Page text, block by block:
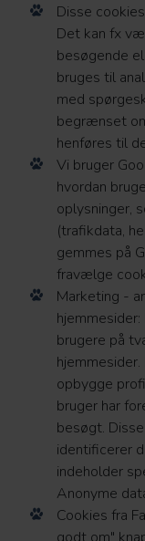
Disse
Det kan fx
besøgende
bruges til
med
begrænset
henføres til
Vi bruger
hvordan
oplysninger,
(trafikdata,
gemmes på
fravælge
Marketing -
brugere på
opbygge
bruger har
besøgt.
identificerer
indeholder
Anonyme
Cookies fra